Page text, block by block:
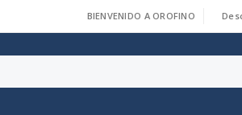
BIENVENIDO A OROFINO